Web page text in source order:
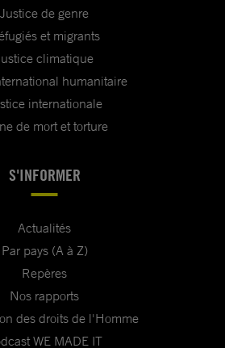
Justice de genre
et migrants
climatique
humanitaire
internationale
de mort et torture
S'INFORMER
Actualités
Par pays (A à Z)
Repères
Nos rapports
des droits de l'Homme
WE MADE IT